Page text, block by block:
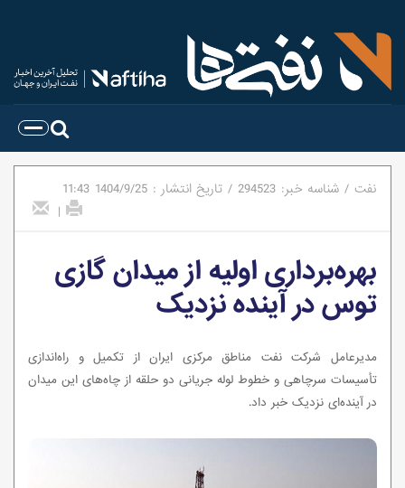
نفت / شناسه خبر: 294523
/ تاریخ انتشار : 1404/9/25
11:43
|
بهره‌برداری اولیه از میدان گازی
توس در آینده نزدیک
مدیرعامل شرکت نفت مناطق مرکزی ایران از تکمیل و راه‌اندازی
تأسیسات سرچاهی و خطوط لوله جریانی دو حلقه از چاه‌های این میدان
در آینده‌ای نزدیک خبر داد.